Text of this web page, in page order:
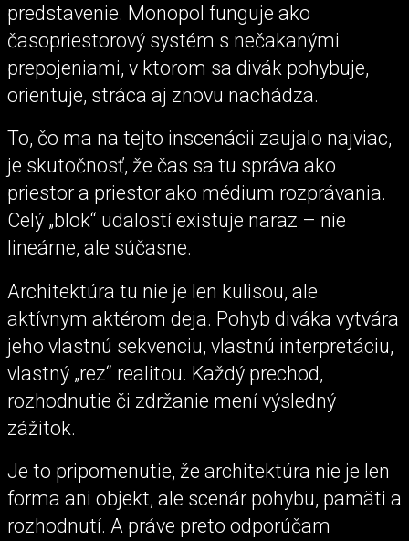
predstavenie. Monopol funguje ako
časopriestorový systém s nečakanými
prepojeniami, v ktorom sa divák pohybuje,
orientuje, stráca aj znovu nachádza.
To, čo ma na tejto inscenácii zaujalo najviac,
je skutočnosť, že čas sa tu správa ako
priestor a priestor ako médium rozprávania.
Celý „blok“ udalostí existuje naraz – nie
lineárne, ale súčasne.
Architektúra tu nie je len kulisou, ale
aktívnym aktérom deja. Pohyb diváka vytvára
jeho vlastnú sekvenciu, vlastnú interpretáciu,
vlastný „rez“ realitou. Každý prechod,
rozhodnutie či zdržanie mení výsledný
zážitok.
Je to pripomenutie, že architektúra nie je len
forma ani objekt, ale scenár pohybu, pamäti a
rozhodnutí. A práve preto odporúčam